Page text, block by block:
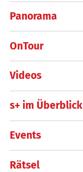
Panorama
OnTour
Videos
s+ im Überblick
Events
Rätsel